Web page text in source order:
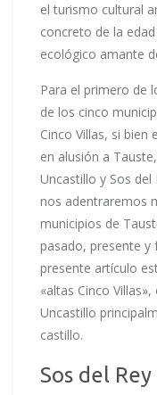
el turismo cultural
concreto de la
ecológico amante
Para el primero de
de los cinco
Cinco Villas, si
en alusión a
Uncastillo y Sos
nos adentraremos
municipios de
pasado, presente y
presente artículo
«altas Cinco
Uncastillo
castillo.
Sos del